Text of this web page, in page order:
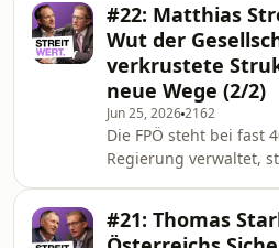
amtierenden
eine politische Ära hat
geprägt und so
von Türkis-Blau und
dieser Folge spricht
mit Stephan Zöchling
an der Seite von
„Koste es, was es
#22: Matthias
Wut der
verkrustete
neue Wege (2/2)
Jun 25, 20262162
Die FPÖ steht bei fast
Regierung verwaltet,
eine diffuse Wut, die
#21: Thomas